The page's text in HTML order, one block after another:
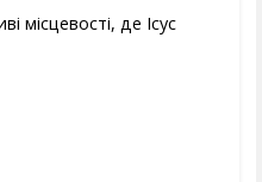
місцевості, де Ісус